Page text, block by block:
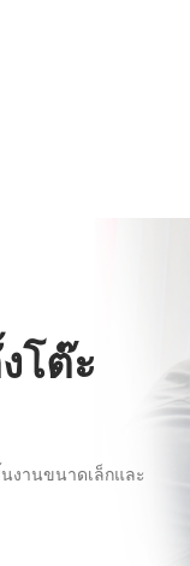
โต๊ะ
งานขนาดเล็กและ